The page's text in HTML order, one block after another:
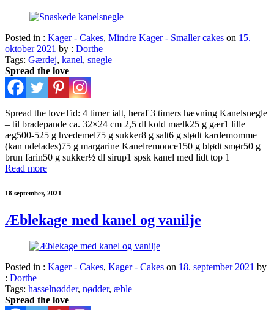
Posted in : Kager - Cakes, Mindre Kager - Smaller cakes on 15.
oktober 2021 by : Dorthe
Tags: Gærdej, kanel, snegle
Spread the love
Spread the loveTid: 4 timer ialt, heraf 3 timers hævning Kanelsnegle
– til bradepande ca. 32×24 cm 2,5 dl kold mælk25 g gær1 lille
æg500-525 g hvedemel75 g sukker8 g salt6 g stødt kardemomme
(kan udelades)75 g margarine Kanelremonce150 g blødt smør50 g
brun farin50 g sukker½ dl sirup1 spsk kanel med lidt top 1
Read more
18 september, 2021
Æblekage med kanel og vanilje
Posted in : Kager - Cakes, Kager - Cakes on 18. september 2021 by
: Dorthe
Tags: hasselnødder, nødder, æble
Spread the love